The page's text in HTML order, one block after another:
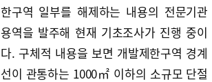
한구역 일부를 해제하는 내용의 전문기관
용역을 발주해 현재 기초조사가 진행 중이
다. 구체적 내용을 보면 개발제한구역 경계
선이 관통하는 1000㎡ 이하의 소규모 단절